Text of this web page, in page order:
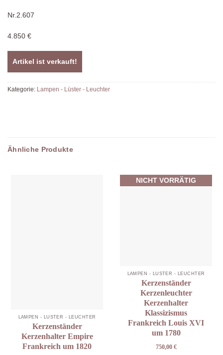
Nr.2.607
4.850 €
Artikel ist verkauft!
Kategorie: Lampen - Lüster - Leuchter
Ähnliche Produkte
LAMPEN - LÜSTER - LEUCHTER
Kerzenständer
Kerzenhalter Empire
Frankreich um 1820
NICHT VORRÄTIG
LAMPEN - LÜSTER - LEUCHTER
Kerzenständer
Kerzenleuchter
Kerzenhalter
Klassizismus
Frankreich Louis XVI
um 1780
750,00 €